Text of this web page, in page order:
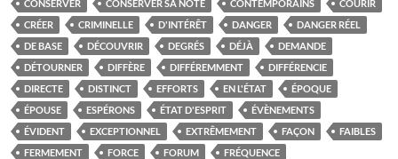
CONSERVER CONSERVER SA NOTE CONTEMPORAINS
COURIR
CRÉER
CRIMINELLE D'INTÉRÊT DANGER
DANGER RÉEL
DE BASE
DÉCOUVRIR DEGRÉS DÉJÀ
DEMANDE
DÉTOURNER
DIFFÈRE DIFFÉREMMENT
DIFFÉRENCIE
DIRECTE
DISTINCT EFFORTS EN L'ÉTAT
ÉPOQUE
ÉPOUSE
ESPÉRONS ÉTAT D'ESPRIT
ÉVÈNEMENTS
ÉVIDENT
EXCEPTIONNEL EXTRÊMEMENT FAÇON
FAIBLES
FERMEMENT
FORCE FORUM
FRÉQUENCE